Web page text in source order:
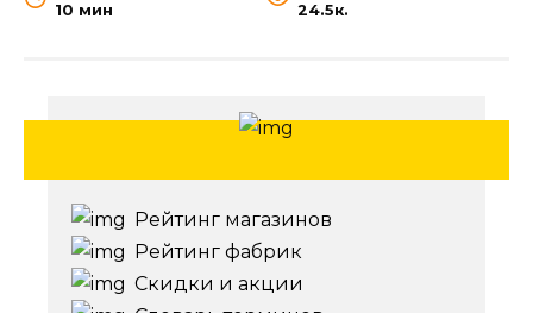
10 мин 24.5к.
Рейтинг магазинов
Рейтинг фабрик
Скидки и акции